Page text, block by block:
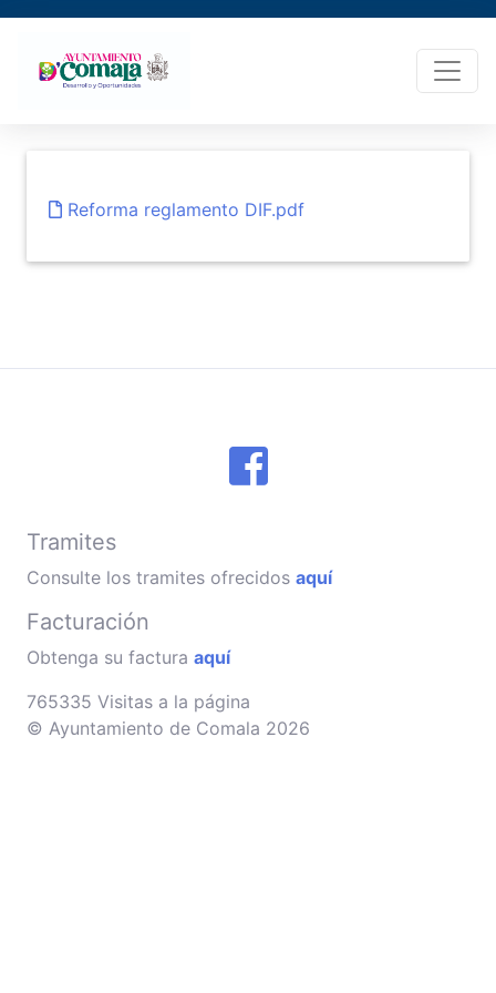
Reforma reglamento DIF.pdf
Tramites
Consulte los tramites ofrecidos aquí
Facturación
Obtenga su factura aquí
765335 Visitas a la página
© Ayuntamiento de Comala 2026